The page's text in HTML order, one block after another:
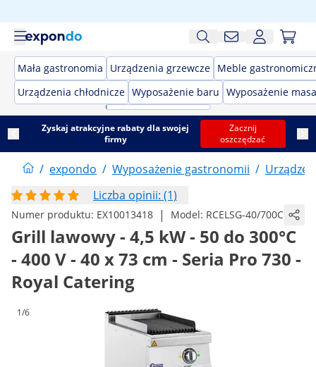
Mała gastronomia Urządzenia grzewcze Meble
Urządzenia chłodnicze Wyposażenie baru Wyposażenie
Zyskaj atrakcyjne rabaty dla swojej
firmy
Zacznij
oszczędzać
/ expondo / Wyposażenie gastronomii /
Liczba opinii: (1)
Numer produktu: EX10013418 | Model: RCELSG-40/700C
Grill lawowy - 4,5 kW - 50 do 300°C
- 400 V - 40 x 73 cm - Seria Pro 730 -
Royal Catering
1/6